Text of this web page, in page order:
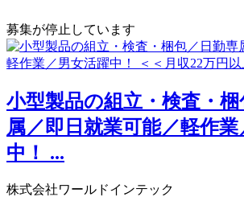
募集が停止しています
小型製品の組立・検査・
属／即日就業可能／軽作
中！ ...
株式会社ワールドインテック